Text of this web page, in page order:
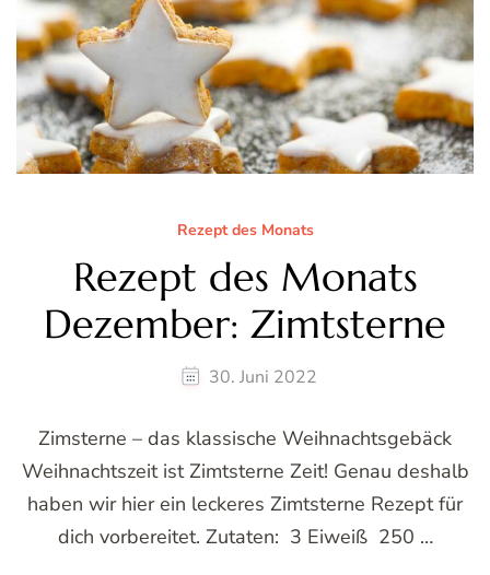
Rezept des Monats
Rezept des Monats
Dezember: Zimtsterne
30. Juni 2022
Zimsterne – das klassische Weihnachtsgebäck
Weihnachtszeit ist Zimtsterne Zeit! Genau deshalb
haben wir hier ein leckeres Zimtsterne Rezept für
dich vorbereitet. Zutaten: 3 Eiweiß 250 …